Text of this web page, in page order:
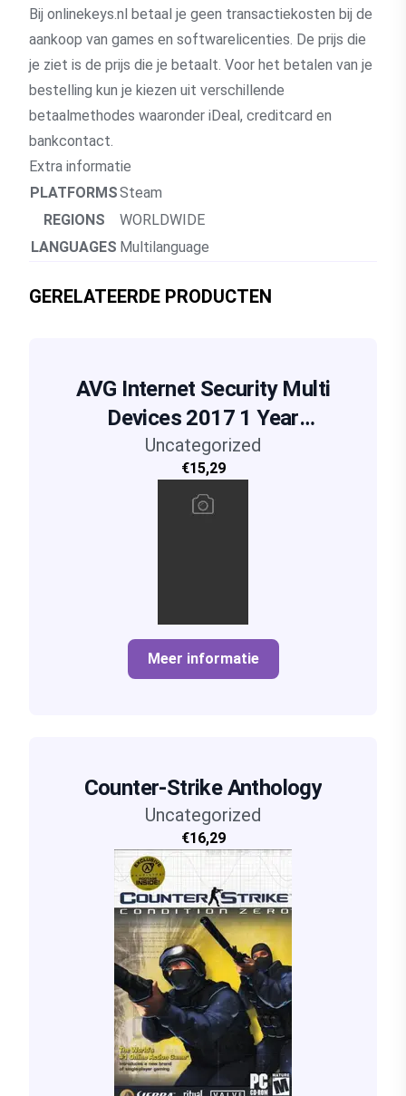
Bij onlinekeys.nl betaal je geen transactiekosten bij de
aankoop van games en softwarelicenties. De prijs die
je ziet is de prijs die je betaalt. Voor het betalen van je
bestelling kun je kiezen uit verschillende
betaalmethodes waaronder iDeal, creditcard en
bankcontact.
Extra informatie
PLATFORMSSteam
REGIONS
WORLDWIDE
LANGUAGES Multilanguage
GERELATEERDE PRODUCTEN
AVG Internet Security Multi
Devices 2017 1 Year
Unlimited
Uncategorized
€15,29
Meer informatie
Counter-Strike Anthology
Uncategorized
€16,29